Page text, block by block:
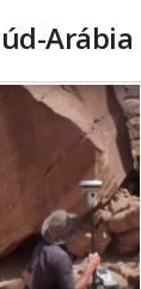
Arábia